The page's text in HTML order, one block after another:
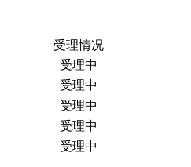
受理情况
受理中
受理中
受理中
受理中
受理中